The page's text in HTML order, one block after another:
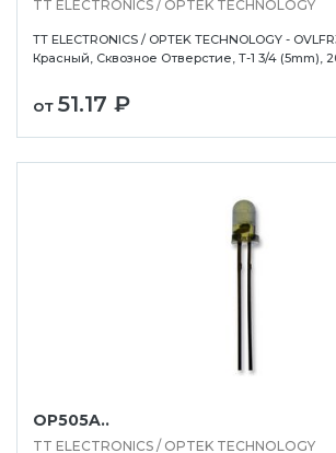
TT ELECTRONICS / OPTEK TECHNOLOGY
TT ELECTRONICS / OPTEK TECHNOLOGY -
Красный, Сквозное Отверстие, T-1 3/4 (5mm),
от 51.17 ₽
OP505A..
TT ELECTRONICS / OPTEK TECHNOLOGY